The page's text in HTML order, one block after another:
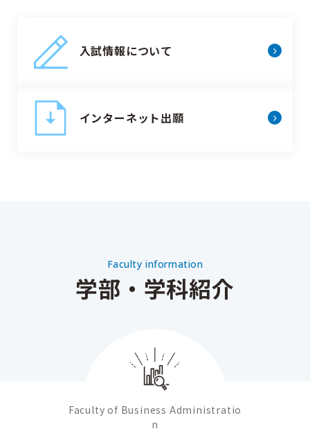
入試情報について
インターネット出願
Faculty information
学部・学科紹介
Faculty of Business Administratio
n